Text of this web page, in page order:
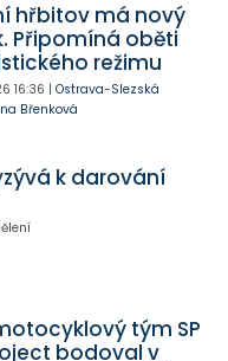
hřbitov má nový
Připomíná oběti
režimu
16:36 | Ostrava-Slezská
Břenková
k darování
tým SP
bodoval v